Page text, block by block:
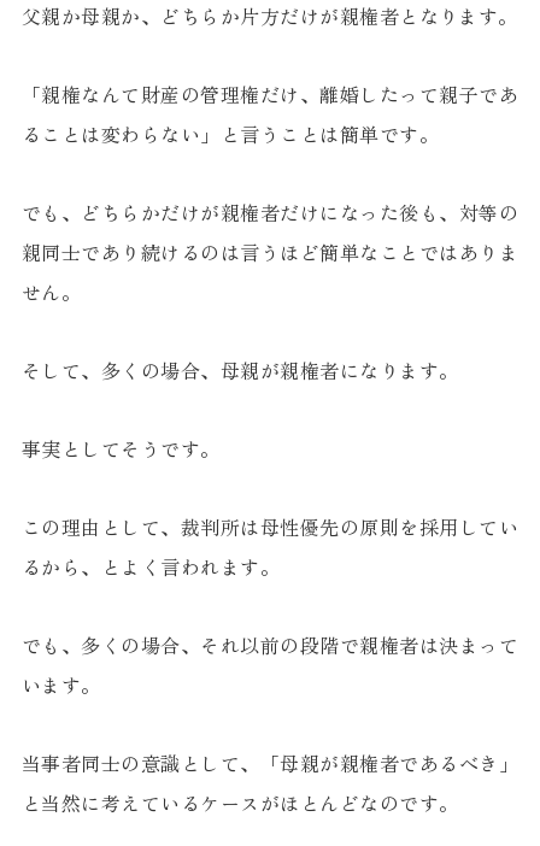
父親か母親か、どちらか片方だけが親権者となります。
「親権なんて財産の管理権だけ、離婚したって親子であ
ることは変わらない」と言うことは簡単です。
でも、どちらかだけが親権者だけになった後も、対等の
親同士であり続けるのは言うほど簡単なことではありま
せん。
そして、多くの場合、母親が親権者になります。
事実としてそうです。
この理由として、裁判所は母性優先の原則を採用してい
るから、とよく言われます。
でも、多くの場合、それ以前の段階で親権者は決まって
います。
当事者同士の意識として、「母親が親権者であるべき」
と当然に考えているケースがほとんどなのです。